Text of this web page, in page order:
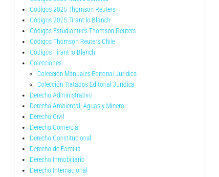
Códigos 2025 Thomson Reuters
Códigos 2025 Tirant lo Blanch
Códigos Estudiantiles Thomson Reuters
Códigos Thomson Reuters Chile
Códigos Tirant lo Blanch
Colecciones
Colección Manuales Editorial Jurídica
Colección Tratados Editorial Jurídica
Derecho Administrativo
Derecho Ambiental, Aguas y Minero
Derecho Civil
Derecho Comercial
Derecho Constitucional
Derecho de Familia
Derecho Inmobiliario
Derecho Internacional